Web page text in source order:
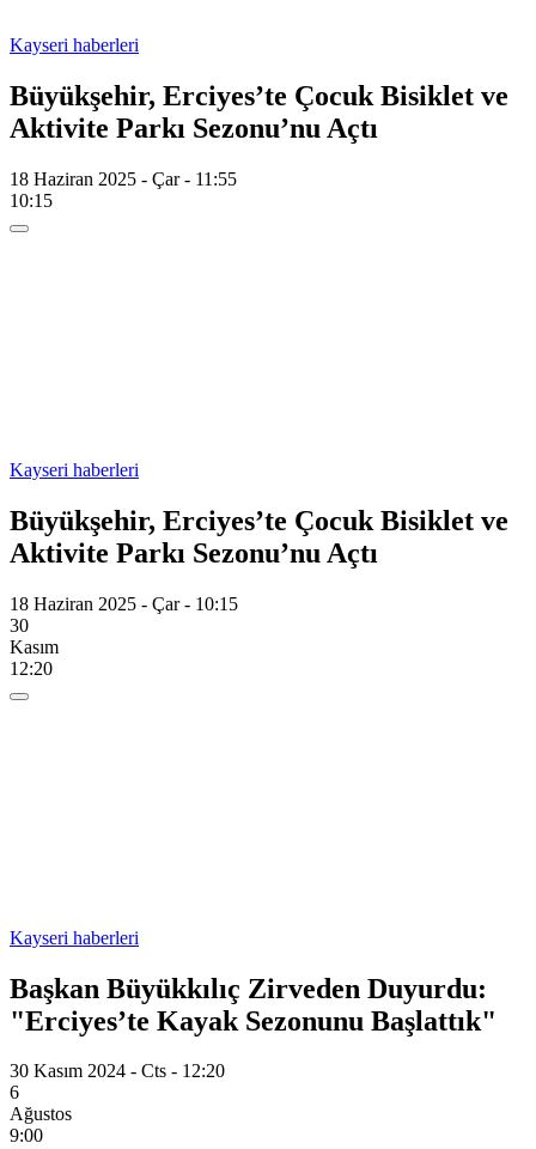
Kayseri haberleri
Büyükşehir, Erciyes’te Çocuk Bisiklet ve
Aktivite Parkı Sezonu’nu Açtı
18 Haziran 2025 - Çar - 11:55
10:15
Kayseri haberleri
Büyükşehir, Erciyes’te Çocuk Bisiklet ve
Aktivite Parkı Sezonu’nu Açtı
18 Haziran 2025 - Çar - 10:15
30
Kasım
12:20
Kayseri haberleri
Başkan Büyükkılıç Zirveden Duyurdu:
"Erciyes’te Kayak Sezonunu Başlattık"
30 Kasım 2024 - Cts - 12:20
6
Ağustos
9:00